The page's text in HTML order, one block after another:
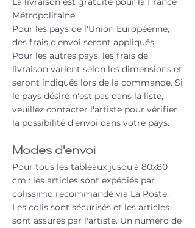
Métropolitaine.
Pour les pays de l'Union Européenne,
des frais d'envoi seront appliqués.
Pour les autres pays, les frais de
livraison varient selon les dimensions et
seront indiqués lors de la commande. Si
le pays désiré n'est pas dans la liste,
veuillez contacter l'artiste pour vérifier
la possibilité d'envoi dans votre pays.
Modes d'envoi
Pour tous les tableaux jusqu'à 80x80
cm : les articles sont expédiés par
colissimo recommandé via La Poste.
Les colis sont sécurisés et les articles
sont assurés par l'artiste. Un numéro de